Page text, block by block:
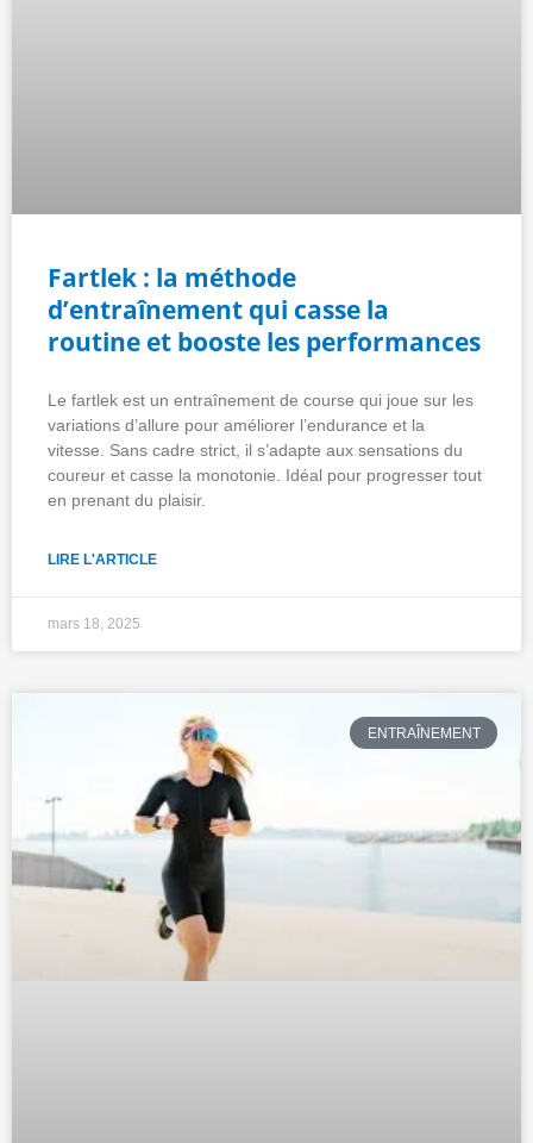
Fartlek : la méthode
d’entraînement qui casse la
routine et booste les performances
Le fartlek est un entraînement de course qui joue sur les
variations d’allure pour améliorer l’endurance et la
vitesse. Sans cadre strict, il s’adapte aux sensations du
coureur et casse la monotonie. Idéal pour progresser tout
en prenant du plaisir.
LIRE L'ARTICLE
mars 18, 2025
ENTRAÎNEMENT